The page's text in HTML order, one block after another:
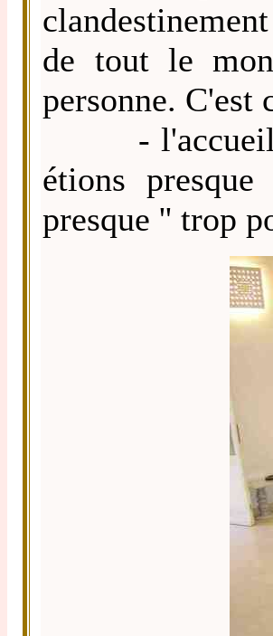
de tout le
personne. C'est
- l'accueil
étions
presque '' trop